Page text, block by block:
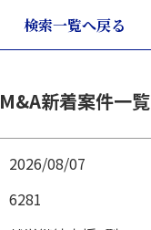
検索一覧へ戻る
M&A新着案件一覧
2026/08/07
6281